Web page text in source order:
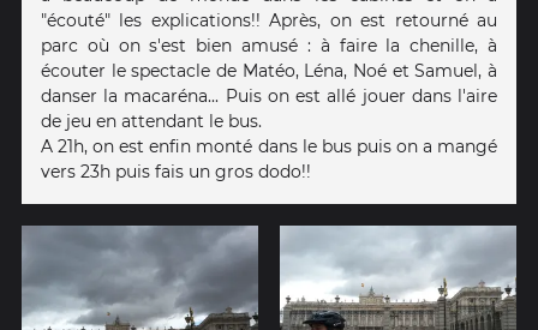
"écouté" les explications!! Après, on est retourné au
parc où on s'est bien amusé : à faire la chenille, à
écouter le spectacle de Matéo, Léna, Noé et Samuel, à
danser la macaréna... Puis on est allé jouer dans l'aire
de jeu en attendant le bus.
A 21h, on est enfin monté dans le bus puis on a mangé
vers 23h puis fais un gros dodo!!